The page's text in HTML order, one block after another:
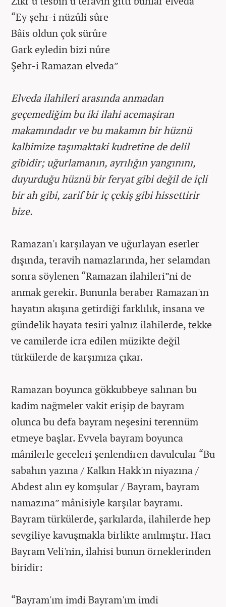
“Ey şehr-i nüzûli sûre
Bâis oldun çok sürûre
Gark eyledin bizi nûre
Şehr-i Ramazan elveda”
Elveda ilahileri arasında anmadan
geçemediğim bu iki ilahi acemaşiran
makamındadır ve bu makamın bir hüznü
kalbimize taşımaktaki kudretine de delil
gibidir; uğurlamanın, ayrılığın yangınını,
duyurduğu hüznü bir feryat gibi değil de içli
bir ah gibi, zarif bir iç çekiş gibi hissettirir
bize.
Ramazan'ı karşılayan ve uğurlayan eserler
dışında, teravih namazlarında, her selamdan
sonra söylenen “Ramazan ilahileri”ni de
anmak gerekir. Bununla beraber Ramazan'ın
hayatın akışına getirdiği farklılık, insana ve
gündelik hayata tesiri yalnız ilahilerde, tekke
ve camilerde icra edilen müzikte değil
türkülerde de karşımıza çıkar.
Ramazan boyunca gökkubbeye salınan bu
kadim nağmeler vakit erişip de bayram
olunca bu defa bayram neşesini terennüm
etmeye başlar. Evvela bayram boyunca
mânilerle geceleri şenlendiren davulcular “Bu
sabahın yazına / Kalkın Hakk'ın niyazına /
Abdest alın ey komşular / Bayram, bayram
namazına” mânisiyle karşılar bayramı.
Bayram türkülerde, şarkılarda, ilahilerde hep
sevgiliye kavuşmakla birlikte anılmıştır. Hacı
Bayram Veli'nin, ilahisi bunun örneklerinden
biridir:
“Bayram'ım imdi Bayram'ım imdi